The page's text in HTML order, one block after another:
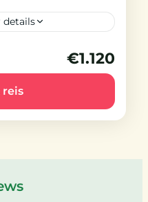
details
betoverende
een
€1.120
reis